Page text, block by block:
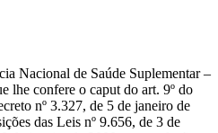
Nacional de Saúde Suplementar –
lhe confere o caput do art. 9º do
nº 3.327, de 5 de janeiro de
das Leis nº 9.656, de 3 de